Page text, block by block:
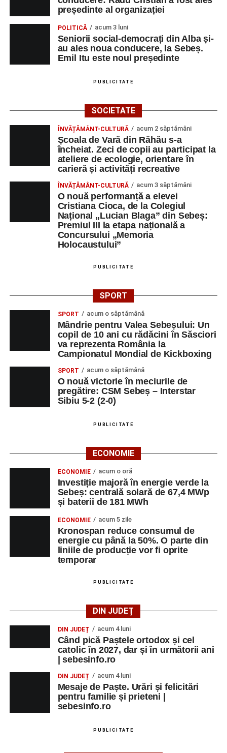
președinte al organizației
POLITICĂ acum 3 luni
Seniorii social-democrați din Alba și-
au ales noua conducere, la Sebeș.
Emil Itu este noul președinte
PUBLICITATE
SOCIETATE
ÎNVĂȚĂMÂNT-CULTURĂ acum 2 săptămâni
Școala de Vară din Răhău s-a
încheiat. Zeci de copii au participat la
ateliere de ecologie, orientare în
carieră și activități recreative
ÎNVĂȚĂMÂNT-CULTURĂ acum 3 săptămâni
O nouă performanță a elevei
Cristiana Cioca, de la Colegiul
Național „Lucian Blaga” din Sebeș:
Premiul III la etapa națională a
Concursului „Memoria
Holocaustului”
PUBLICITATE
SPORT
SPORT acum o săptămână
Mândrie pentru Valea Sebeșului: Un
copil de 10 ani cu rădăcini în Săsciori
va reprezenta România la
Campionatul Mondial de Kickboxing
SPORT acum o săptămână
O nouă victorie în meciurile de
pregătire: CSM Sebeș – Interstar
Sibiu 5-2 (2-0)
PUBLICITATE
ECONOMIE
ECONOMIE acum o oră
Investiție majoră în energie verde la
Sebeș: centrală solară de 67,4 MWp
și baterii de 181 MWh
ECONOMIE acum 5 zile
Kronospan reduce consumul de
energie cu până la 50%. O parte din
liniile de producție vor fi oprite
temporar
PUBLICITATE
DIN JUDEȚ
DIN JUDEȚ acum 4 luni
Când pică Paștele ortodox și cel
catolic în 2027, dar și în următorii ani
| sebesinfo.ro
DIN JUDEȚ acum 4 luni
Mesaje de Paște. Urări și felicitări
pentru familie și prieteni |
sebesinfo.ro
PUBLICITATE